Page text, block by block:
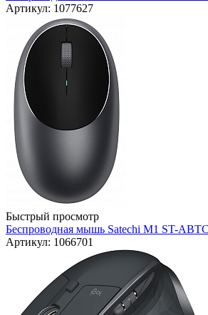
Артикул: 1077627
Быстрый просмотр
Беспроводная мышь Satechi M1 ST-
Артикул: 1066701